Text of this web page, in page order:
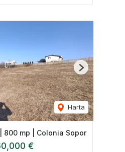
Harta
Next
800 mp | Colonia Sopor
€